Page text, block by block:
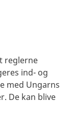
reglerne
ind- og
med Ungarns
De kan blive